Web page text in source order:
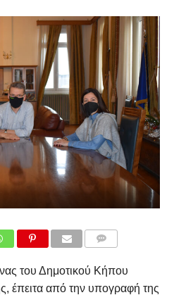
του Δημοτικού Κήπου
έπειτα από την υπογραφή της